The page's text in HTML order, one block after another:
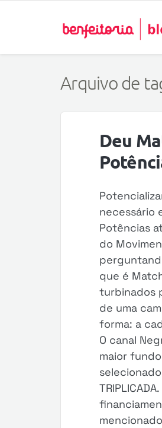
Arquivo de
Deu
necessário
Potências
do
que é
turbinados
de uma
forma: a
O canal
maior